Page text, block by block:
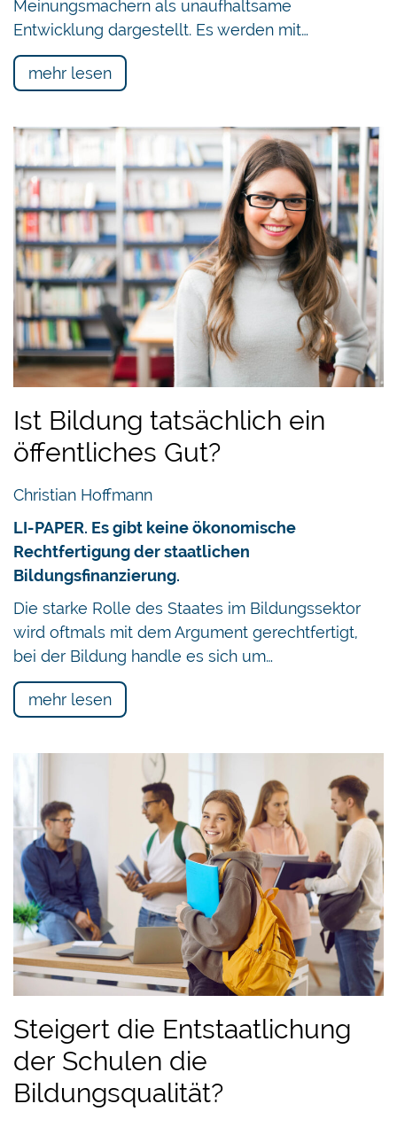
Meinungsmachern als unaufhaltsame
Entwicklung dargestellt. Es werden mit…
mehr lesen
Ist Bildung tatsächlich ein
öffentliches Gut?
Christian Hoffmann
LI-PAPER. Es gibt keine ökonomische
Rechtfertigung der staatlichen
Bildungsfinanzierung.
Die starke Rolle des Staates im Bildungssektor
wird oftmals mit dem Argument gerechtfertigt,
bei der Bildung handle es sich um…
mehr lesen
Steigert die Entstaatlichung
der Schulen die
Bildungsqualität?